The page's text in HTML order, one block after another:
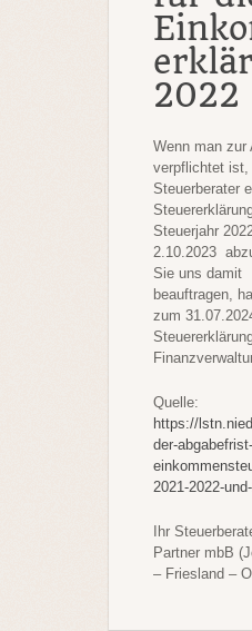
2022
Wenn man zur
verpflichtet ist,
Steuerberater
Steuerjahr
2.10.2023
Sie uns damit
beauftragen,
zum
Quelle:
https://
der-
2021-2022-
Ihr
Partner mbB
– Friesland –